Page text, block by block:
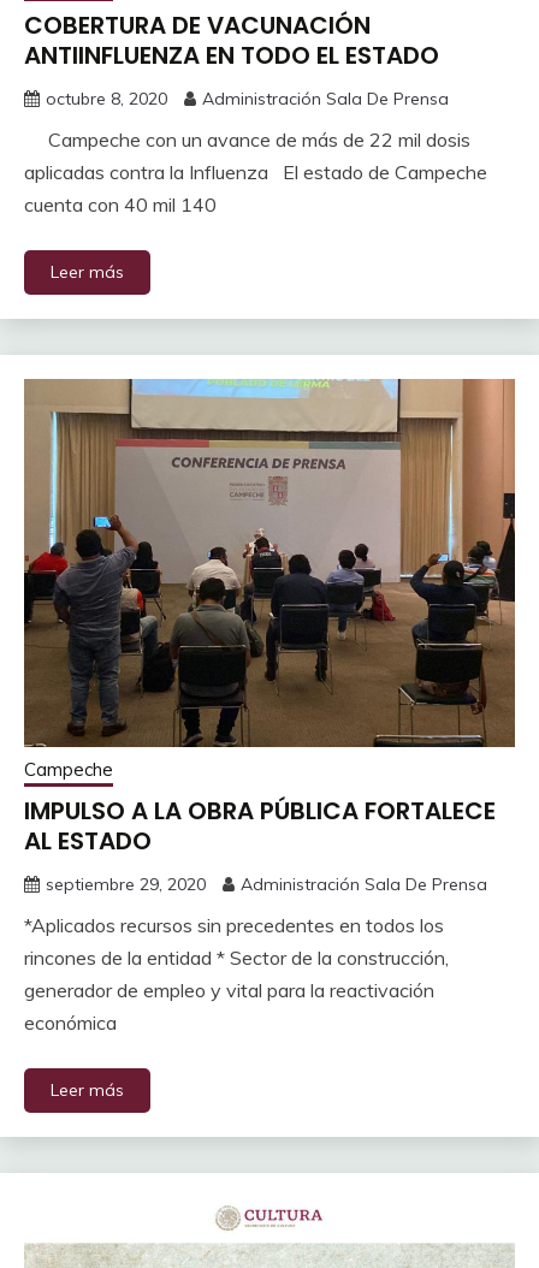
COBERTURA DE VACUNACIÓN
ANTIINFLUENZA EN TODO EL ESTADO
octubre 8, 2020 Administración Sala De Prensa
Campeche con un avance de más de 22 mil dosis
aplicadas contra la Influenza El estado de Campeche
cuenta con 40 mil 140
Leer más
Campeche
IMPULSO A LA OBRA PÚBLICA FORTALECE
AL ESTADO
septiembre 29, 2020 Administración Sala De Prensa
*Aplicados recursos sin precedentes en todos los
rincones de la entidad * Sector de la construcción,
generador de empleo y vital para la reactivación
económica
Leer más